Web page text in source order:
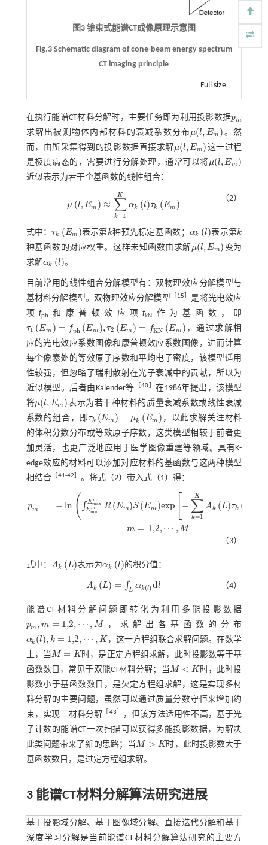
图3 锥束式能谱CT成像原理示意图
Fig.3 Schematic diagram of cone-beam energy spectrum
CT imaging principle
Full size
在执行能谱CT材料分解时，主要任务即为利用投影数据pm
pm
求解出被测物体内部材料的衰减系数分布 μ(l, Em )
μ(l,E m)
。然
而，由所采集得到的投影数据直接求解μ(l, Em)
μ(l,Em)
这一过程
是极度病态的，需要进行分解处理，通常可以将μ(l, Em )
μ(l,Em)
近似表示为若干个基函数的线性组合：
μ (l,Em ) ≈ ∑
k=1
K
αk (l)τk (Em )
μl ,Em≈∑k= 1K αkl k Em
（2）
式中：τk (Em )
τkEm 表示第k
k种预先标定基函数； αk (l)
αkl 表示第k
k
种基函数的对应权重。这样未知函数由求解μ(l,Em)
μ(l,Em)
变为
求解αk (l)
αkl 。
目前常用的线性组合分解模型有：双物理效应分解模型与
基材料分解模型。双物理效应分解模型
15
是将光电效应
项fph 和康普顿效应项fkN 作为基函数，即
τ1 (Em ) = fph (Em ),τ2 (Em ) = fKN (Em )
τ1 Em=fph Em,τ2Em=fKNEm
，通过求解相
应的光电效应系数图像和康普顿效应系数图像，进而计算
每个像素处的等效原子序数和平均电子密度，该模型适用
性较强，但忽略了瑞利散射在光子衰减中的贡献，所以为
近似模型。后者由Kalender等 ［40 ］在1986年提出，该模型
将μ(l, Em )
μ(l,E m)
表示为若干种材料的质量衰减系数或线性衰减
系数的组合，即τk (Em ) = μk (Em )
τkEm=μk Em
，以此求解关注材料
的体积分数分布或等效原子序数，这类模型相较于前者更
加灵活，也更广泛地应用于医学图像重建等领域。具有K-
edge效应的材料可以添加对应材料的基函数与这两种模型
相结合［ 41-42 。将式（2） 带入式（1） 得：
pm = − ln ( ∫ Em
max
Em
min
R (Em)S (Em )exp − ∑
k=1
K
Ak (L)τk (
m = 1,2,⋯ ,M
mE mdE
（3）
式中： Ak (L)
AkL 表示为αk (l)
αkl 的积分值：
Ak (L) = ∫L αk(l)dl
AkL =∫Lα kld l （4）
能谱CT材料分解问题即转化为利用多能投影数据
pm , m = 1,2, ⋯ , M
pm,m= 1,2 ,⋯,M ，求解出各基函数的分布
αk (l), k = 1,2, ⋯ , K
αk(l),k=1,2, ⋯,K
，这一方程组联合求解问题。在数学
上，当M = K
M= K
时，是正定方程组求解，此时投影数等于基
函数数目，常见于双能CT材料分解；当M < K
M< K
时，此时投
影数小于基函数数目，是欠定方程组求解，这是实现多材
料分解的主要问题，虽然可以通过质量分数守恒来增加约
束，实现三材料分解
43
，但该方法适用性不高，基于光
子计数的能谱CT一次扫描可以获得多能投影数据，为解决
此类问题带来了新的思路；当M > K
M> K
时，此时投影数大于
基函数数目，是过定方程组求解。
3 能谱CT材料分解算法研究进展
基于投影域分解、基于图像域分解、直接迭代分解和基于
深度学习分解是当前能谱CT材料分解算法研究的主要方